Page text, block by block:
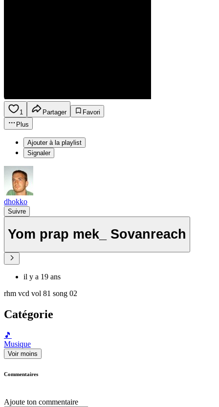
1 Partager
Favori
Plus
Ajouter à la playlist
Signaler
dhokko
Suivre
Yom prap mek_ Sovanreach
il y a 19 ans
rhm vcd vol 81 song 02
Catégorie
🎵
Musique
Voir moins
Commentaires
Ajoute ton commentaire